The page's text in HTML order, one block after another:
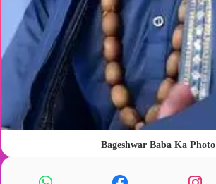
Bageshwar Baba Ka Photo